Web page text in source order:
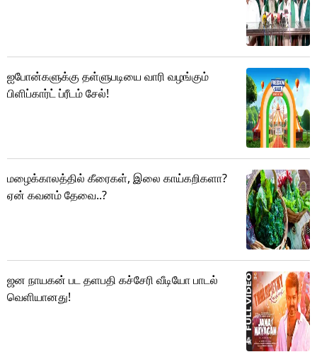
ஐபோன்களுக்கு தள்ளுபடியை வாரி வழங்கும்
பிளிப்கார்ட் ப்ரீடம் சேல்!
மழைக்காலத்தில் கீரைகள், இலை காய்கறிகளா?
ஏன் கவனம் தேவை..?
ஜன நாயகன் பட தளபதி கச்சேரி வீடியோ பாடல்
வெளியானது!